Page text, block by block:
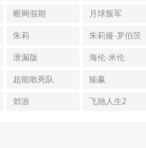
断网假期 月球叛军
朱莉 朱莉娅·罗伯茨
泄漏版 海伦·米伦
超能敢死队 输赢
郊游 飞驰人生2